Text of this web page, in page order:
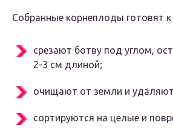
Собранные корнеплоды готовят
срезают ботву под углом,
2-3 см длиной;
очищают от земли и
сортируются на целые и